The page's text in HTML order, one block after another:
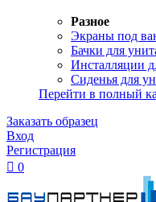
Разное
Экраны под
Бачки для
Инсталляции
Сиденья для
Перейти в полный
Заказать образец
Вход
Регистрация
 0